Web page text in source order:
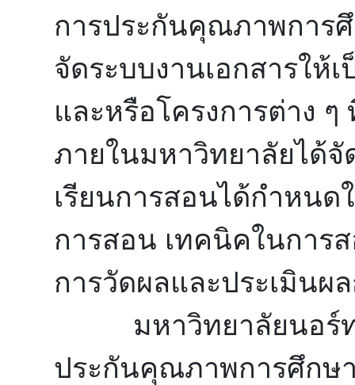
การประกันคุณภาพการ
จัดระบบงานเอกสารให้
และหรือโครงการต่าง
ภายในมหาวิทยาลัยได้
เรียนการสอนได้กำหนด
การสอน เทคนิคในการ
การวัดผลและประเมินผ
มหาวิทยาลัยนอร์ท-
ประกันคุณภาพการศึกษ